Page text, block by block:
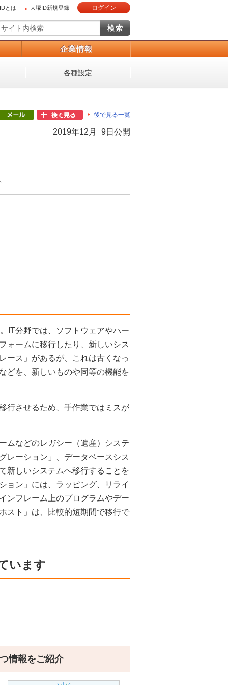
とは 大塚ID新規登録 ログイン
企業情報
各種設定
後で見る一覧
2019年12月 9日公開
IT分野では、ソフトウェアやハー
ォームに移行したり、新しいシス
ース」があるが、これは古くなっ
どを、新しいものや同等の機能を
行させるため、手作業ではミスが
ムなどのレガシー（遺産）システ
レーション」、データベースシス
新しいシステムへ移行することを
ョン」には、ラッピング、リライ
ンフレーム上のプログラムやデー
スト」は、比較的短期間で移行で
います
情報をご紹介